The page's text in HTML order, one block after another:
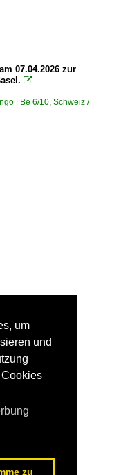
07.04.2026 zur

| Be 6/10, Schweiz /
um
und
zu